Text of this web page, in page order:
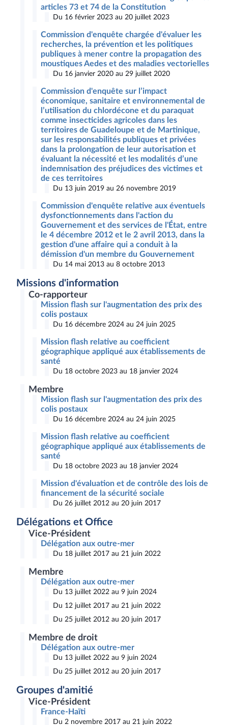
articles 73 et 74 de la Constitution
Du 16 février 2023 au 20 juillet 2023
Commission d'enquête chargée d'évaluer les
recherches, la prévention et les politiques
publiques à mener contre la propagation des
moustiques Aedes et des maladies vectorielles
Du 16 janvier 2020 au 29 juillet 2020
Commission d'enquête sur l’impact
économique, sanitaire et environnemental de
l’utilisation du chlordécone et du paraquat
comme insecticides agricoles dans les
territoires de Guadeloupe et de Martinique,
sur les responsabilités publiques et privées
dans la prolongation de leur autorisation et
évaluant la nécessité et les modalités d’une
indemnisation des préjudices des victimes et
de ces territoires
Du 13 juin 2019 au 26 novembre 2019
Commission d'enquête relative aux éventuels
dysfonctionnements dans l'action du
Gouvernement et des services de l'État, entre
le 4 décembre 2012 et le 2 avril 2013, dans la
gestion d'une affaire qui a conduit à la
démission d'un membre du Gouvernement
Du 14 mai 2013 au 8 octobre 2013
Missions d'information
Co-rapporteur
Mission flash sur l'augmentation des prix des
colis postaux
Du 16 décembre 2024 au 24 juin 2025
Mission flash relative au coefficient
géographique appliqué aux établissements de
santé
Du 18 octobre 2023 au 18 janvier 2024
Membre
Mission flash sur l'augmentation des prix des
colis postaux
Du 16 décembre 2024 au 24 juin 2025
Mission flash relative au coefficient
géographique appliqué aux établissements de
santé
Du 18 octobre 2023 au 18 janvier 2024
Mission d'évaluation et de contrôle des lois de
financement de la sécurité sociale
Du 26 juillet 2012 au 20 juin 2017
Délégations et Office
Vice-Président
Délégation aux outre-mer
Du 18 juillet 2017 au 21 juin 2022
Membre
Délégation aux outre-mer
Du 13 juillet 2022 au 9 juin 2024
Du 12 juillet 2017 au 21 juin 2022
Du 25 juillet 2012 au 20 juin 2017
Membre de droit
Délégation aux outre-mer
Du 13 juillet 2022 au 9 juin 2024
Du 25 juillet 2012 au 20 juin 2017
Groupes d'amitié
Vice-Président
France-Haïti
Du 2 novembre 2017 au 21 juin 2022